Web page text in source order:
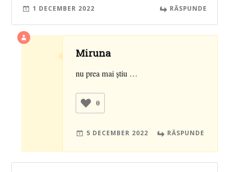
1 DECEMBER 2022 RĂSPUNDE
Miruna
nu prea mai știu …
0
5 DECEMBER 2022 RĂSPUNDE